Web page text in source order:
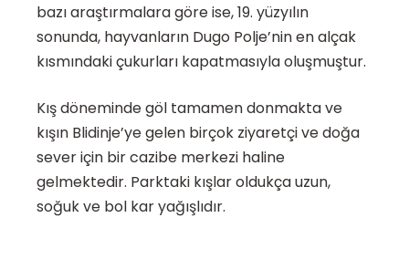
bazı araştırmalara göre ise, 19. yüzyılın
sonunda, hayvanların Dugo Polje’nin en alçak
kısmındaki çukurları kapatmasıyla oluşmuştur.
Kış döneminde göl tamamen donmakta ve
kışın Blidinje’ye gelen birçok ziyaretçi ve doğa
sever için bir cazibe merkezi haline
gelmektedir. Parktaki kışlar oldukça uzun,
soğuk ve bol kar yağışlıdır.